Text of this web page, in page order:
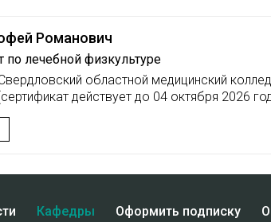
Романович
по лечебной физкультуре
областной медицинский
действует до 04 октября 2026
Кафедры Оформить подписку